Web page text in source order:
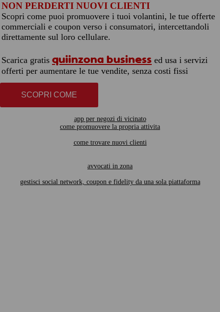
NON PERDERTI NUOVI CLIENTI
Scopri come puoi promuovere i tuoi volantini, le tue offerte
commerciali e coupon verso i consumatori, intercettandoli
direttamente sul loro cellulare.
Scarica gratis quiinzona business ed usa i servizi
offerti per aumentare le tue vendite, senza costi fissi
SCOPRI COME
app per negozi di vicinato
come promuovere la propria attivita
come trovare nuovi clienti
avvocati in zona
gestisci social network, coupon e fidelity da una sola piattaforma